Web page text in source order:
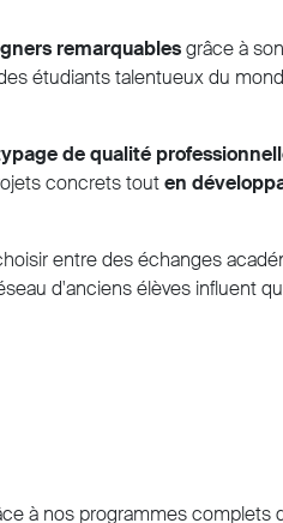
remarquablesgrâce à
étudiants talentueux du
de qualité
concrets touten
entre des échanges
d'anciens élèves influent
à nos programmes complets